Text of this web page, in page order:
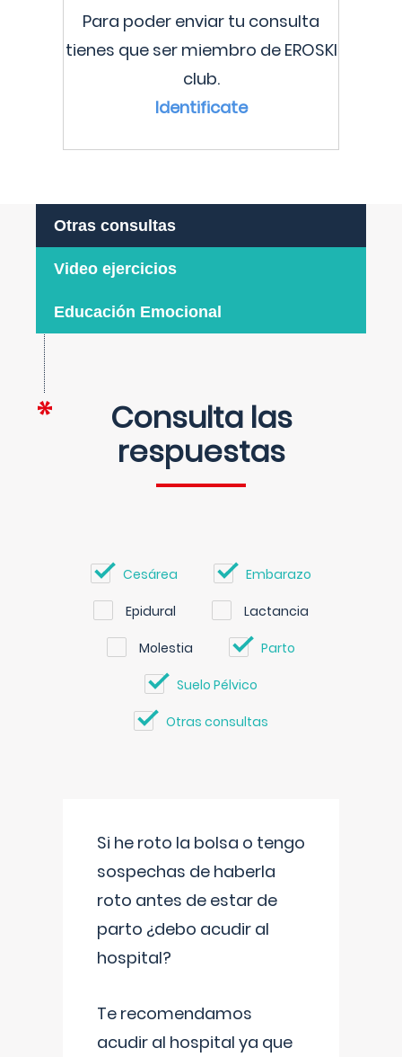
Para poder enviar tu consulta
tienes que ser miembro de EROSKI
club.
Identificate
Otras consultas
Video ejercicios
Educación Emocional
Consulta las
respuestas
Cesárea Embarazo
Epidural Lactancia
Molestia Parto
Suelo Pélvico
Otras consultas
Si he roto la bolsa o tengo
sospechas de haberla
roto antes de estar de
parto ¿debo acudir al
hospital?
Te recomendamos
acudir al hospital ya que